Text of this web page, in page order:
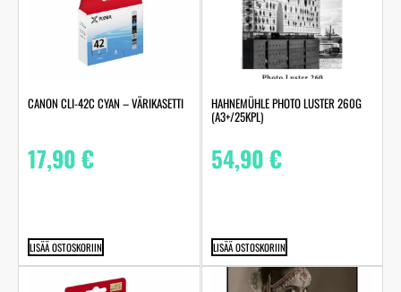
CANON CLI-42C CYAN – VÄRIKASETTI
17,90€
LISÄÄ OSTOSKORIIN
HAHNEMÜHLE PHOTO LUSTER 260G
(A3+/25KPL)
54,90€
LISÄÄ OSTOSKORIIN